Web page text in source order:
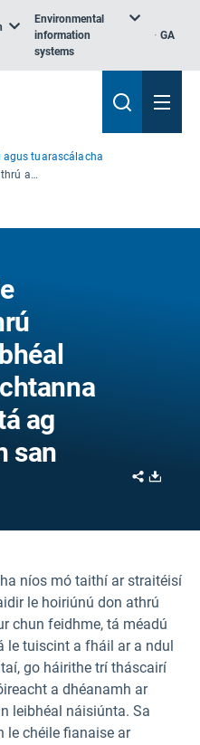
Environmental
information
systems
GA
agus tuarascálacha
Táscairí maidir le hoiriúnú don athrú aeráide ar an leibhéal náisiúnta — Ceachtanna ón gcleachtas atá ag teacht chun cinn san Eoraip
ag
san
Share
níos mó taithí ar straitéisí
le hoiriúnú don athrú
chun feidhme, tá méadú
le tuiscint a fháil ar a ndul
go háirithe trí tháscairí
a dhéanamh ar
leibhéal náisiúnta. Sa
le chéile fianaise ar